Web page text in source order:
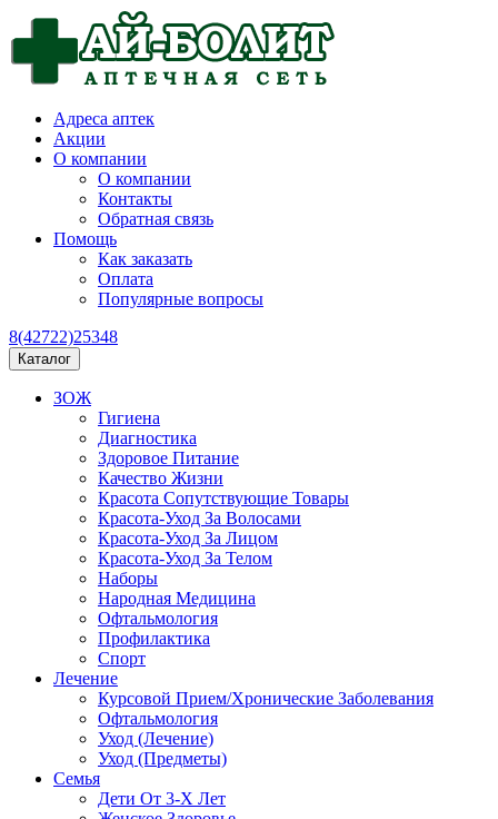
Адреса аптек
Акции
О компании
О компании
Контакты
Обратная связь
Помощь
Как заказать
Оплата
Популярные вопросы
8(42722)25348
Каталог
ЗОЖ
Гигиена
Диагностика
Здоровое Питание
Качество Жизни
Красота Сопутствующие Товары
Красота-Уход За Волосами
Красота-Уход За Лицом
Красота-Уход За Телом
Наборы
Народная Медицина
Офтальмология
Профилактика
Спорт
Лечение
Курсовой Прием/Хронические Заболевания
Офтальмология
Уход (Лечение)
Уход (Предметы)
Семья
Дети От 3-Х Лет